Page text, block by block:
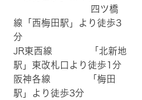
四ツ橋
線「西梅田駅」より徒歩3
分
JR東西線 「北新地
駅」東改札口より徒歩1分
阪神各線 「梅田
駅」より徒歩3分